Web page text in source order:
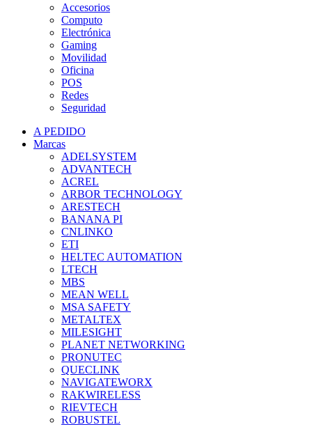
Accesorios
Computo
Electrónica
Gaming
Movilidad
Oficina
POS
Redes
Seguridad
A PEDIDO
Marcas
ADELSYSTEM
ADVANTECH
ACREL
ARBOR TECHNOLOGY
ARESTECH
BANANA PI
CNLINKO
ETI
HELTEC AUTOMATION
LTECH
MBS
MEAN WELL
MSA SAFETY
METALTEX
MILESIGHT
PLANET NETWORKING
PRONUTEC
QUECLINK
NAVIGATEWORX
RAKWIRELESS
RIEVTECH
ROBUSTEL